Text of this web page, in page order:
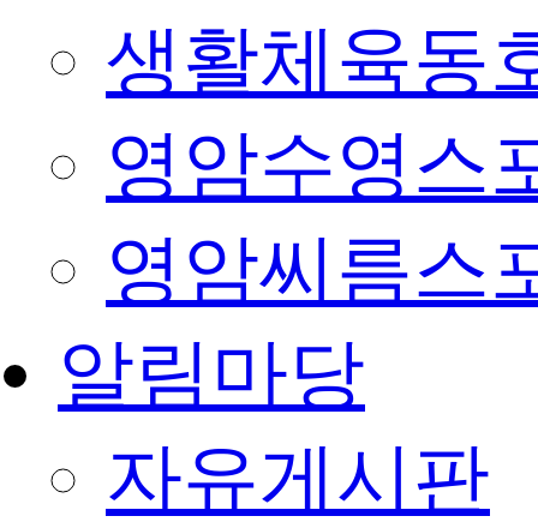
생활체육동
영암수영스
영암씨름스
알림마당
자유게시판